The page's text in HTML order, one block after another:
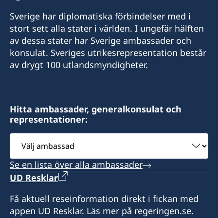
E-mail:
swedishconsulate.eswatini@gmail.com
Nyonyane Street, Corner Plaza, Ezulwini,
9:00-12:00 mån-fre.
Svenska ambassaden i Maputo är
sidoackrediterad till Eswatini. Svenska
besökare i Eswatini kan vid behov kontakta
konsulatet. Det går även bra att ta kontakt med
svenska ambassaden i Maputo.
Honorärkonsul
Sverige har diplomatiska förbindelser med i
stort sett alla stater i världen. I ungefär hälften
av dessa stater har Sverige ambassader och
konsulat. Sveriges utrikesrepresentation består
av drygt 100 utlandsmyndigheter.
Hitta ambassader, generalkonsulat och
representationer:
Välj
ambassad
Se en lista över alla ambassader
UD Resklar
Få aktuell reseinformation direkt i fickan med
appen UD Resklar. Läs mer på regeringen.se.